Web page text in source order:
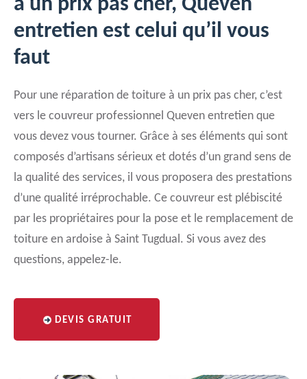
à un prix pas cher, Queven
entretien est celui qu’il vous
faut
Pour une réparation de toiture à un prix pas cher, c’est
vers le couvreur professionnel Queven entretien que
vous devez vous tourner. Grâce à ses éléments qui sont
composés d’artisans sérieux et dotés d’un grand sens de
la qualité des services, il vous proposera des prestations
d’une qualité irréprochable. Ce couvreur est plébiscité
par les propriétaires pour la pose et le remplacement de
toiture en ardoise à Saint Tugdual. Si vous avez des
questions, appelez-le.
DEVIS GRATUIT